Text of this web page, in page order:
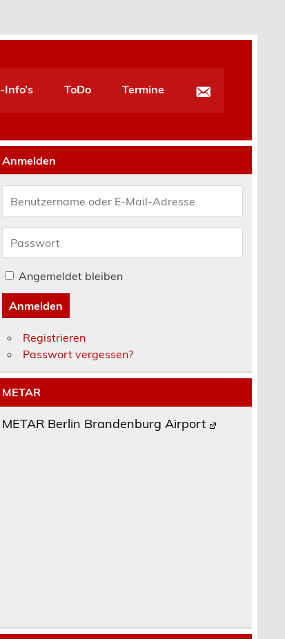
Info’s ToDo Termine
Anmelden
Angemeldet bleiben
Anmelden
Registrieren
Passwort vergessen?
METAR
METAR Berlin Brandenburg Airport